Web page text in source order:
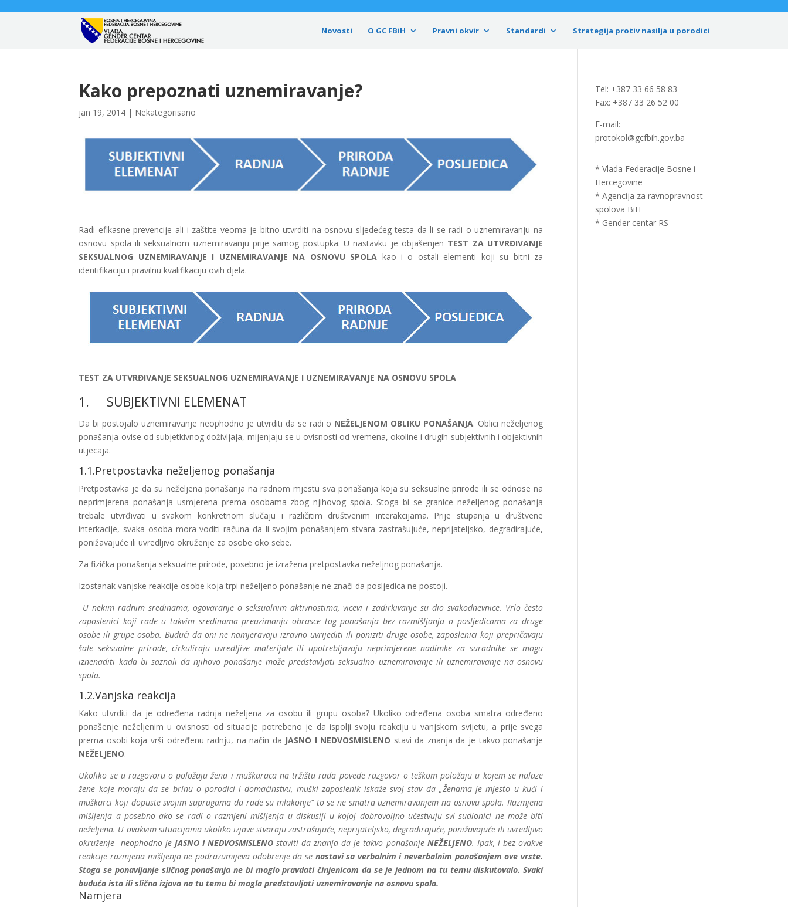
Novosti O GC FBiH Pravni okvir Standardi Strategija protiv nasilja u porodici
Kako prepoznati uznemiravanje?
jan 19, 2014 | Nekategorisano
Radi efikasne prevencije ali i zaštite veoma je bitno utvrditi na osnovu sljedećeg testa da li se radi o uznemiravanju na
osnovu spola ili seksualnom uznemiravanju prije samog postupka. U nastavku je objašenjen TEST ZA UTVRĐIVANJE
SEKSUALNOG UZNEMIRAVANJE I UZNEMIRAVANJE NA OSNOVU SPOLA kao i o ostali elementi koji su bitni za
identifikaciju i pravilnu kvalifikaciju ovih djela.
TEST ZA UTVRĐIVANJE SEKSUALNOG UZNEMIRAVANJE I UZNEMIRAVANJE NA OSNOVU SPOLA
1. SUBJEKTIVNI ELEMENAT
Da bi postojalo uznemiravanje neophodno je utvrditi da se radi o NEŽELJENOM OBLIKU PONAŠANJA. Oblici neželjenog
ponašanja ovise od subjetkivnog doživljaja, mijenjaju se u ovisnosti od vremena, okoline i drugih subjektivnih i objektivnih
utjecaja.
1.1.Pretpostavka neželjenog ponašanja
Pretpostavka je da su neželjena ponašanja na radnom mjestu sva ponašanja koja su seksualne prirode ili se odnose na
neprimjerena ponašanja usmjerena prema osobama zbog njihovog spola. Stoga bi se granice neželjenog ponašanja
trebale utvrđivati u svakom konkretnom slučaju i različitim društvenim interakcijama. Prije stupanja u društvene
interkacije, svaka osoba mora voditi računa da li svojim ponašanjem stvara zastrašujuće, neprijateljsko, degradirajuće,
ponižavajuće ili uvredljivo okruženje za osobe oko sebe.
Za fizička ponašanja seksualne prirode, posebno je izražena pretpostavka neželjnog ponašanja.
Izostanak vanjske reakcije osobe koja trpi neželjeno ponašanje ne znači da posljedica ne postoji.
U nekim radnim sredinama, ogovaranje o seksualnim aktivnostima, vicevi i zadirkivanje su dio svakodnevnice. Vrlo često
zaposlenici koji rade u takvim sredinama preuzimanju obrasce tog ponašanja bez razmišljanja o posljedicama za druge
osobe ili grupe osoba. Budući da oni ne namjeravaju izravno uvrijediti ili poniziti druge osobe, zaposlenici koji prepričavaju
šale seksualne prirode, cirkuliraju uvredljive materijale ili upotrebljavaju neprimjerene nadimke za suradnike se mogu
iznenaditi kada bi saznali da njihovo ponašanje može predstavljati seksualno uznemiravanje ili uznemiravanje na osnovu
spola.
1.2.Vanjska reakcija
Kako utvrditi da je određena radnja neželjena za osobu ili grupu osoba? Ukoliko određena osoba smatra određeno
ponašenje neželjenim u ovisnosti od situacije potrebeno je da ispolji svoju reakciju u vanjskom svijetu, a prije svega
prema osobi koja vrši određenu radnju, na način da JASNO I NEDVOSMISLENO stavi da znanja da je takvo ponašanje
NEŽELJENO.
Ukoliko se u razgovoru o položaju žena i muškaraca na tržištu rada povede razgovor o teškom položaju u kojem se nalaze
žene koje moraju da se brinu o porodici i domaćinstvu, muški zaposlenik iskaže svoj stav da „Ženama je mjesto u kući i
muškarci koji dopuste svojim suprugama da rade su mlakonje“ to se ne smatra uznemiravanjem na osnovu spola. Razmjena
mišljenja a posebno ako se radi o razmjeni mišljenja u diskusiji u kojoj dobrovoljno učestvuju svi sudionici ne može biti
neželjena. U ovakvim situacijama ukoliko izjave stvaraju zastrašujuće, neprijateljsko, degradirajuće, ponižavajuće ili uvredljivo
okruženje neophodno je JASNO I NEDVOSMISLENOstaviti da znanja da je takvo ponašanje NEŽELJENO. Ipak, i bez ovakve
reakcije razmjena mišljenja ne podrazumijeva odobrenje da senastavi sa verbalnim i neverbalnim ponašanjem ove vrste.
Stoga se ponavljanje sličnog ponašanja ne bi moglo pravdati činjenicom da se je jednom na tu temu diskutovalo. Svaki
buduća ista ili slična izjava na tu temu bi mogla predstavljati uznemiravanje na osnovu spola.
Namjera
Tel: +387 33 66 58 83
Fax: +387 33 26 52 00
E-mail:
protokol@gcfbih.gov.ba
* Vlada Federacije Bosne i
Hercegovine
* Agencija za ravnopravnost
spolova BiH
* Gender centar RS